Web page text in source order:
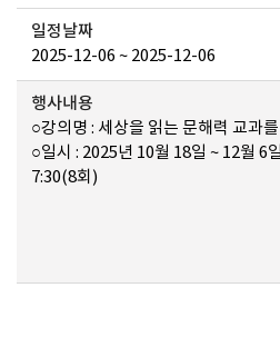
일정날짜
2025-12-06 ~ 2025-12-06
행사내용
○강의명 : 세상을 읽는 문해력 교과
○일시 : 2025년 10월 18일 ~ 12월 6
7:30(8회)